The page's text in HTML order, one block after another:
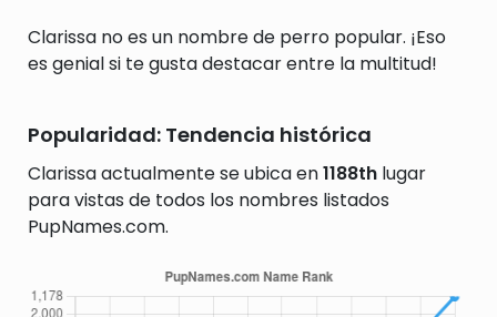
Clarissa no es un nombre de perro popular. ¡Eso
es genial si te gusta destacar entre la multitud!
Popularidad: Tendencia histórica
Clarissa actualmente se ubica en1188th lugar
para vistas de todos los nombres listados
PupNames.com.